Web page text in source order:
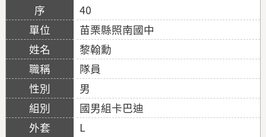
40
苗栗縣照南國中
黎翰勳
隊員
男
國男組卡巴迪
L